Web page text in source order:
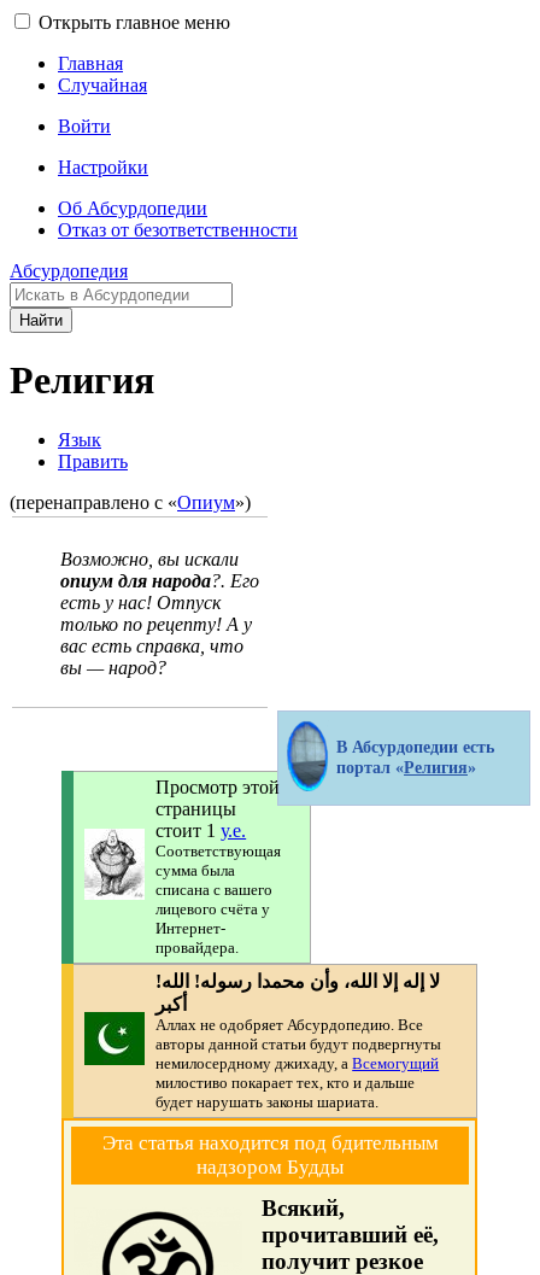
Открыть главное меню
Главная
Случайная
Войти
Настройки
Об Абсурдопедии
Отказ от безответственности
Абсурдопедия
Найти
Религия
Язык
Править
(перенаправлено с «Опиум»)
Возможно, вы искали
опиум для народа?. Его
есть у нас! Отпуск
только по рецепту! А у
вас есть справка, что
вы — народ?
В Абсурдопедии есть
портал «Религия»
Просмотр этой
страницы
стоит 1у.е.
Соответствующая
сумма была
списана с вашего
лицевого счёта у
Интернет-
провайдера.
!لا إله إلا الله، وأن محمدا رسوله! الله
أكبر
Аллах не одобряет Абсурдопедию. Все
авторы данной статьи будут подвергнуты
немилосердному джихаду, аВсемогущий
милостиво покарает тех, кто и дальше
будет нарушать законы шариата.
Эта статья находится под бдительным
надзором Будды
Всякий,
прочитавший её,
получит резкое